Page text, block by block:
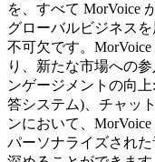
を、すべて MorVoice
グローバルビジネス
不可欠です。
り、新たな市場への
ンゲージメントの向
答システム)、チャッ
ンにおいて、
パーソナライズされ